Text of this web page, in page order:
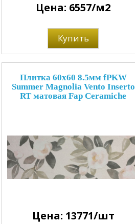
Цена: 6557/м2
Купить
Плитка 60x60 8.5мм fPKW
Summer Magnolia Vento Inserto
RT матовая Fap Ceramiche
Цена: 13771/шт